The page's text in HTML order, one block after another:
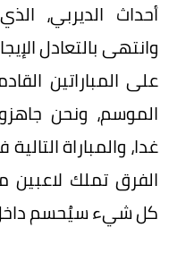
أحداث الديربي،
وانتهى بالتعادل
على المباراتين
الموسم، ونحن
غدا، والمباراة
الفرق تملك لاعبين
كل شيء سيُحسم